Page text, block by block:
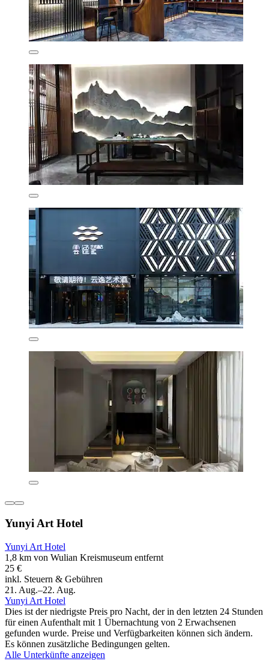
Yunyi Art Hotel
Yunyi Art Hotel
1,8 km von Wulian Kreismuseum entfernt
25 €
inkl. Steuern & Gebühren
21. Aug.–22. Aug.
Yunyi Art Hotel
Dies ist der niedrigste Preis pro Nacht, der in den letzten 24 Stunden
für einen Aufenthalt mit 1 Übernachtung von 2 Erwachsenen
gefunden wurde. Preise und Verfügbarkeiten können sich ändern.
Es können zusätzliche Bedingungen gelten.
Alle Unterkünfte anzeigen